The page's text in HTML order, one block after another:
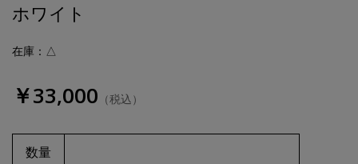
ホワイト
在庫：△
￥33,000 （税込）
数量